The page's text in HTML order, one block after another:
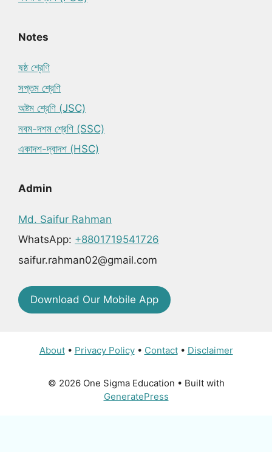
Notes
ষষ্ঠ শ্রেণি
সপ্তম শ্রেণি
অষ্টম শ্রেণি (JSC)
নবম-দশম শ্রেণি (SSC)
একাদশ-দ্বাদশ (HSC)
Admin
Md. Saifur Rahman
WhatsApp: +8801719541726
saifur.rahman02@gmail.com
Download Our Mobile App
About• Privacy Policy• Contact• Disclaimer
© 2026 One Sigma Education • Built with
GeneratePress